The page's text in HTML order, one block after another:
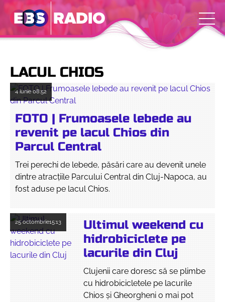
LACUL CHIOS
4 iunie08:52
FOTO | Frumoasele lebede au
revenit pe lacul Chios din
Parcul Central
Trei perechi de lebede, păsări care au devenit unele
dintre atracțiile Parcului Central din Cluj-Napoca, au
fost aduse pe lacul Chios.
25 octombrie15:13
Ultimul weekend cu
hidrobiciclete pe
lacurile din Cluj
Clujenii care doresc să se plimbe
cu hidrobicicletele pe lacurile
Chios și Gheorgheni o mai pot